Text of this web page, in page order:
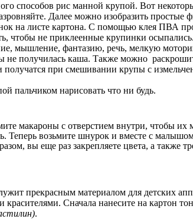
способов рис манной крупой. Вот
Далее можно изобразить простые
на листе картона. С помощью клея ПВА
чтобы не приклеенные крупинки осыпались.
мышление, фантазию, речь, мелкую
получилась каша. Также можно
получатся при смешивании крупы с
пальчиком нарисовать что ни будь.
макароны с отверстием внутри, чтобы
Теперь возьмите шнурок и вместе с
вы еще раз закрепляете цвета, а также
прекрасным материалом для детских
Сначала нанесите на картон
.